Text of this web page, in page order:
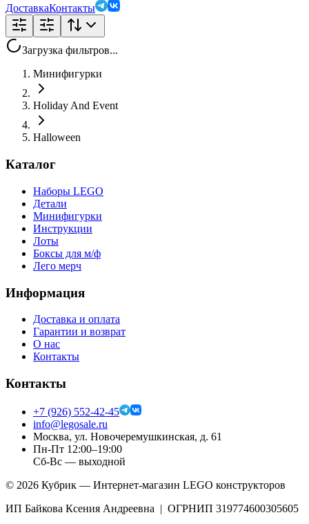
ДоставкаКонтакты
Загрузка фильтров...
Минифигурки
Holiday And Event
Halloween
Каталог
Наборы LEGO
Детали
Минифигурки
Инструкции
Лоты
Боксы для м/ф
Лего мерч
Информация
Доставка и оплата
Гарантии и возврат
О нас
Контакты
Контакты
+7 (926) 552-42-45
info@legosale.ru
Москва, ул. Новочеремушкинская, д. 61
Пн-Пт 12:00–19:00
Сб-Вс — выходной
© 2026 Кубрик — Интернет-магазин LEGO конструкторов
ИП Байкова Ксения Андреевна | ОГРНИП 319774600305605